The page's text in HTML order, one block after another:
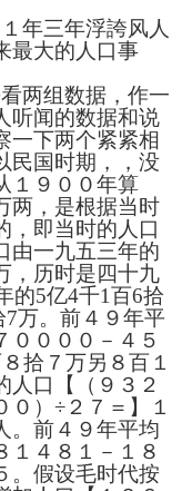
年三年浮誇风人
最大的人口事
两组数据，作一
听闻的数据和说
一下两个紧紧相
民国时期，，没
１９００年算
两，是根据当时
，即当时的人口
由一九五三年的
，历时是四十九
的5亿4千1百6拾
7万。前４９年平
００００－４５
拾７万另８百１
人口【（９３２
０）÷２７＝】１
。前４９年平均
１４８１－１８
。假设毛时代按